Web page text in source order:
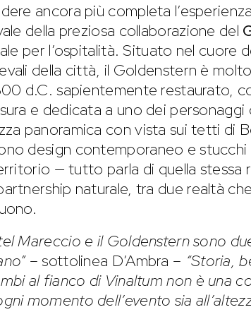
ancora più completa
della preziosa collaborazione del
per l’ospitalità. Situato nel
della città, il Goldenstern è
d.C. sapientemente restaurato,
e dedicata a uno dei
panoramica con vista sui tetti di
design contemporaneo e
— tutto parla di quella stessa
naturale, tra due realtà
Mareccio e il Goldenstern sono
– sottolinea D’Ambra – “Storia,
al fianco di Vinaltum non è una
momento dell’evento sia